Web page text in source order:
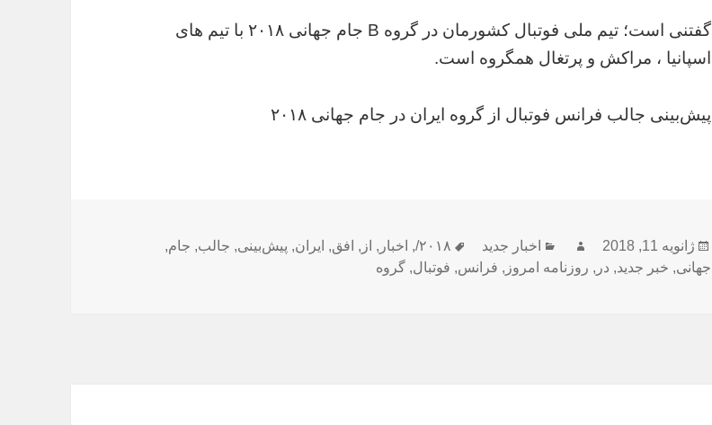
گفتنی است؛ تیم ملی فوتبال کشورمان در گروه B جام جهانی ۲۰۱۸ با تیم های
اسپانیا ، مراکش و پرتغال همگروه است.
پیش‌بینی جالب فرانس فوتبال از گروه ایران در جام جهانی ۲۰۱۸
ارسال
شده
ژانویه 11, 2018 نویسندهدسته‌ها
اخبار جدید برچسب‌ها
۲۰۱۸/ , اخبار , از , افق, ایران, پیش‌بینی, جالب, جام,
جهانی, خبر جدید, در , روزنامه امروز , فرانس, فوتبال,گروه